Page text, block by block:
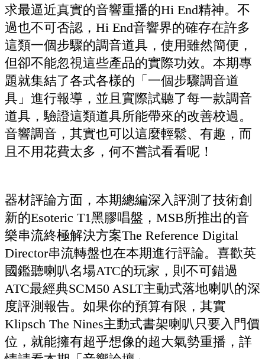
求最逼近真實的音響重播的Hi End精神。不
過也不可否認，Hi End音響界的確存在許多
這類一個步驟的調音道具，使用雖然簡便，
但卻不能忽視這些產品的實際功效。本期專
題就集結了各式各樣的「一個步驟調音道
具」進行報導，並且實際試聽了每一款調音
道具，驗證這類道具所能帶來的改善校過。
音響調音，其實也可以這麼輕鬆、有趣，而
且不用花費太多，何不嘗試看看呢！
器材評論方面，本期總編深入評測了技術創
新的Esoteric T1黑膠唱盤，MSB所推出的音
樂串流終極解決方案The Reference Digital
Director串流轉盤也在本期進行評論。喜歡英
國鑑聽喇叭名場ATC的玩家，則不可錯過
ATC最經典SCM50 ASLT主動式落地喇叭的深
度評測報告。如果你的預算有限，其實
Klipsch The Nines主動式書架喇叭只要入門價
位，就能擁有超乎想像的超大氣勢重播，詳